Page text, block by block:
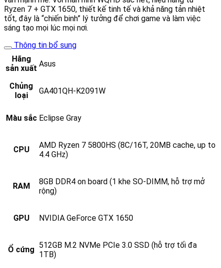
Ryzen 7 + GTX 1650, thiết kế tinh tế và khả năng tản nhiệt
tốt, đây là “chiến binh” lý tưởng để chơi game và làm việc
sáng tạo mọi lúc mọi nơi.
Thông tin bổ sung
Hãng
sản xuất Asus
Chủng
loại
GA401QH-K2091W
Màu sắc Eclipse Gray
CPU
AMD Ryzen 7 5800HS (8C/16T, 20MB cache, up to
4.4 GHz)
RAM
8GB DDR4 on board (1 khe SO‑DIMM, hỗ trợ mở
rộng)
GPU NVIDIA GeForce GTX 1650
Ổ cứng 512GB M.2 NVMe PCIe 3.0 SSD (hỗ trợ tối đa
1TB)